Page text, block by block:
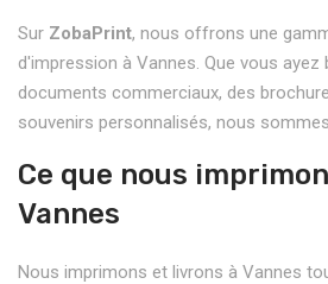
Sur ZobaPrint, nous offrons une
d'impression à Vannes. Que vous
documents commerciaux, des
souvenirs personnalisés, nous
Ce que nous
Vannes
Nous imprimons et livrons à Vannes